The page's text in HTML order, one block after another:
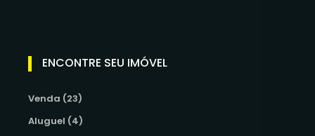
ENCONTRE SEU IMÓVEL
Venda (23)
Aluguel (4)